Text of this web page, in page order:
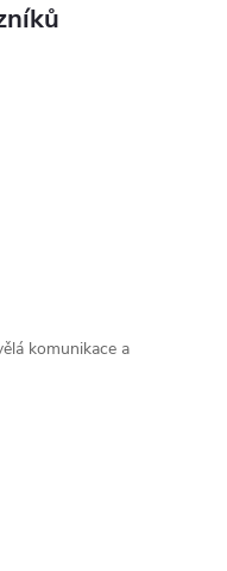
komunikace a